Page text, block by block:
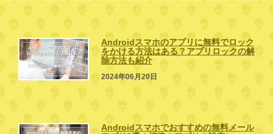
Androidスマホのアプリに無料でロック
をかける方法はある？アプリロックの解
除方法も紹介
2024年06月20日
Androidスマホでおすすめの無料メール